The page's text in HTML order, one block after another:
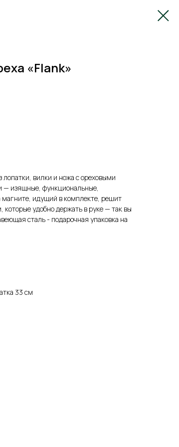
«Flank»
лопатки, вилки и ножа с ореховыми
— изящные, функциональные,
магните, идущий в комплекте, решит
удобно держать в руке — так вы
сталь - подарочная упаковка на
33 см